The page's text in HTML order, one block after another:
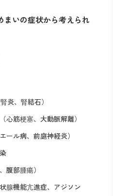
まいの症状から考えられ
炎、腎結石）
心筋梗塞、大動脈解離）
ール病、前庭神経炎）
腹部腫瘍）
腺機能亢進症、アジソン